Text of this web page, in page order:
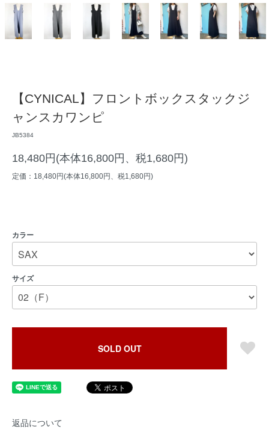
【CYNICAL】フロントボックスタックジ
ャンスカワンピ
JB5384
18,480円(本体16,800円、税1,680円)
定価：18,480円(本体16,800円、税1,680円)
カラー
サイズ
SOLD OUT
返品について